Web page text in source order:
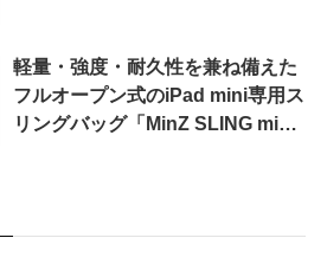
軽量・強度・耐久性を兼ね備えた
フルオープン式のiPad mini専用ス
リングバッグ「MinZ SLING mini